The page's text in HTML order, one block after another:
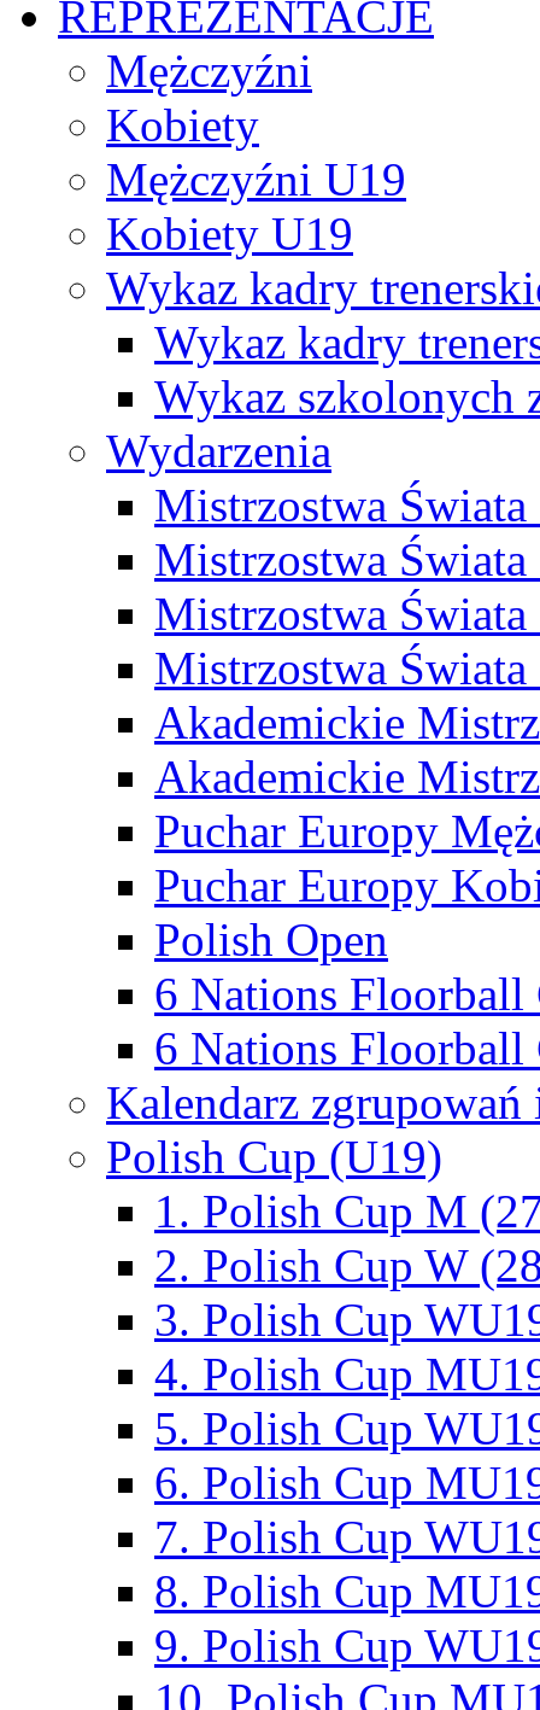
REPREZENTACJE
Mężczyźni
Kobiety
Mężczyźni U19
Kobiety U19
Wykaz kadry
Wykaz kadry
Wykaz szkolonych
Wydarzenia
Mistrzostwa
Mistrzostwa
Mistrzostwa
Mistrzostwa
Akademickie
Akademickie
Puchar Europy
Puchar Europy
Polish Open
6 Nations Floorball
6 Nations Floorball
Kalendarz
Polish Cup (U19)
1. Polish Cup M
2. Polish Cup W
3. Polish Cup
4. Polish Cup
5. Polish Cup
6. Polish Cup
7. Polish Cup
8. Polish Cup
9. Polish Cup
10. Polish Cup